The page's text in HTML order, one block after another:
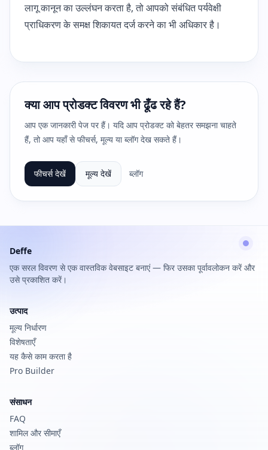
लागू कानून का उल्लंघन करता है, तो आपको संबंधित पर्यवेक्षी
प्राधिकरण के समक्ष शिकायत दर्ज करने का भी अधिकार है।
क्या आप प्रोडक्ट विवरण भी ढूँढ रहे हैं?
आप एक जानकारी पेज पर हैं। यदि आप प्रोडक्ट को बेहतर समझना चाहते
हैं, तो आप यहाँ से फीचर्स, मूल्य या ब्लॉग देख सकते हैं।
फीचर्स देखें मूल्य देखें ब्लॉग
Deffe
एक सरल विवरण से एक वास्तविक वेबसाइट बनाएं — फिर उसका पूर्वावलोकन करें और
उसे प्रकाशित करें।
उत्पाद
मूल्य निर्धारण
विशेषताएँ
यह कैसे काम करता है
Pro Builder
संसाधन
FAQ
शामिल और सीमाएँ
ब्लॉग